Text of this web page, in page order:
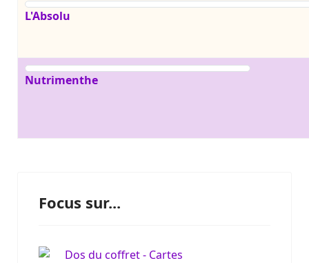
L'Absolu
Nutrimenthe
Focus sur...